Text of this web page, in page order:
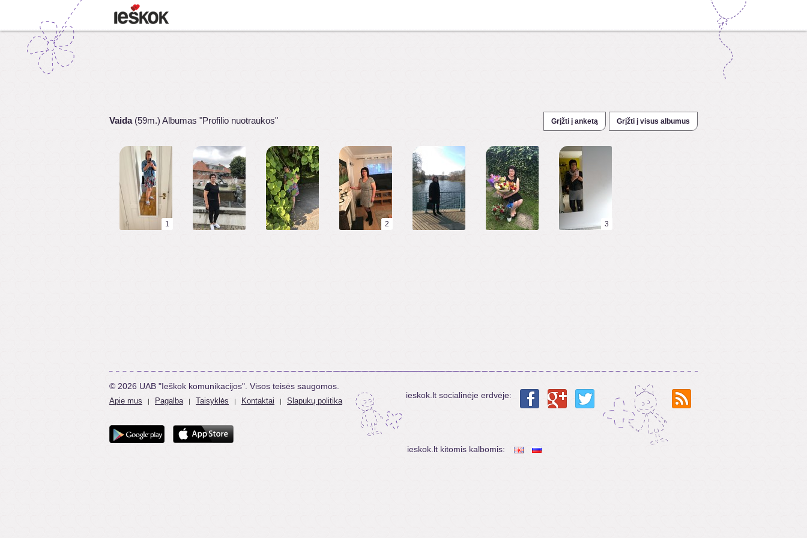
Vaida(59m.) Albumas "Profilio nuotraukos" Grįžti į anketą Grįžti į visus albumus
1 2 3
© 2026 UAB "Ieškok komunikacijos". Visos teisės saugomos.
Apie mus | Pagalba | Taisyklės | Kontaktai | Slapukų politika
ieskok.lt socialinėje erdvėje:
ieskok.lt kitomis kalbomis: